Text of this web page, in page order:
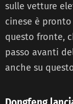
sulle vetture
cinese è
questo fronte,
passo avanti
anche su